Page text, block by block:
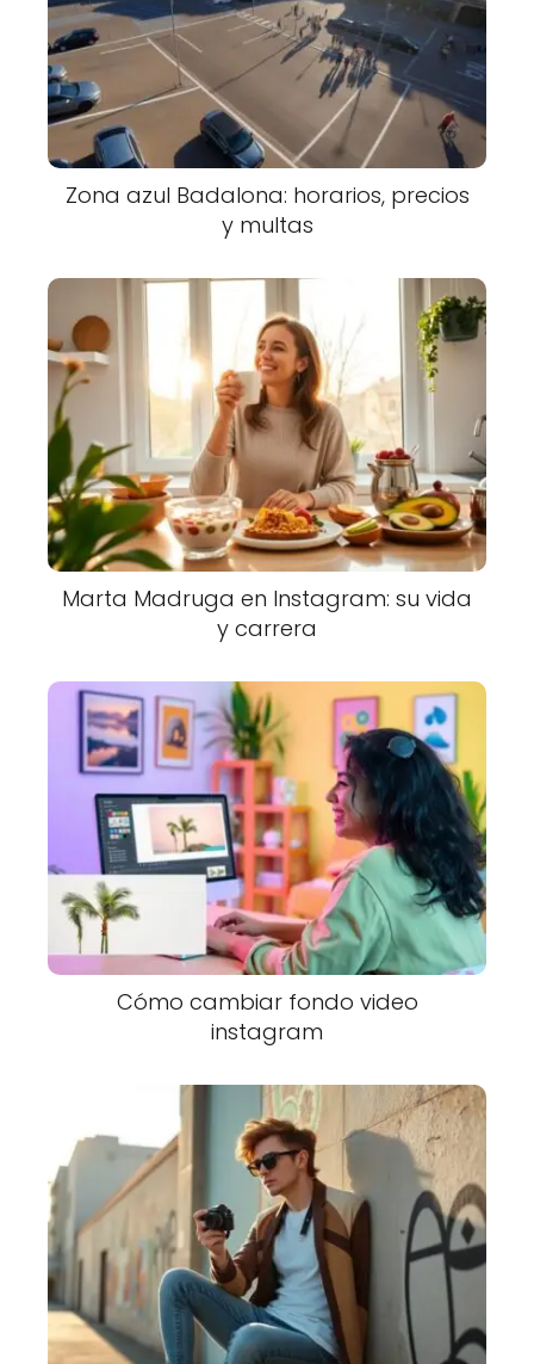
Zona azul Badalona: horarios, precios
y multas
Marta Madruga en Instagram: su vida
y carrera
Cómo cambiar fondo video
instagram